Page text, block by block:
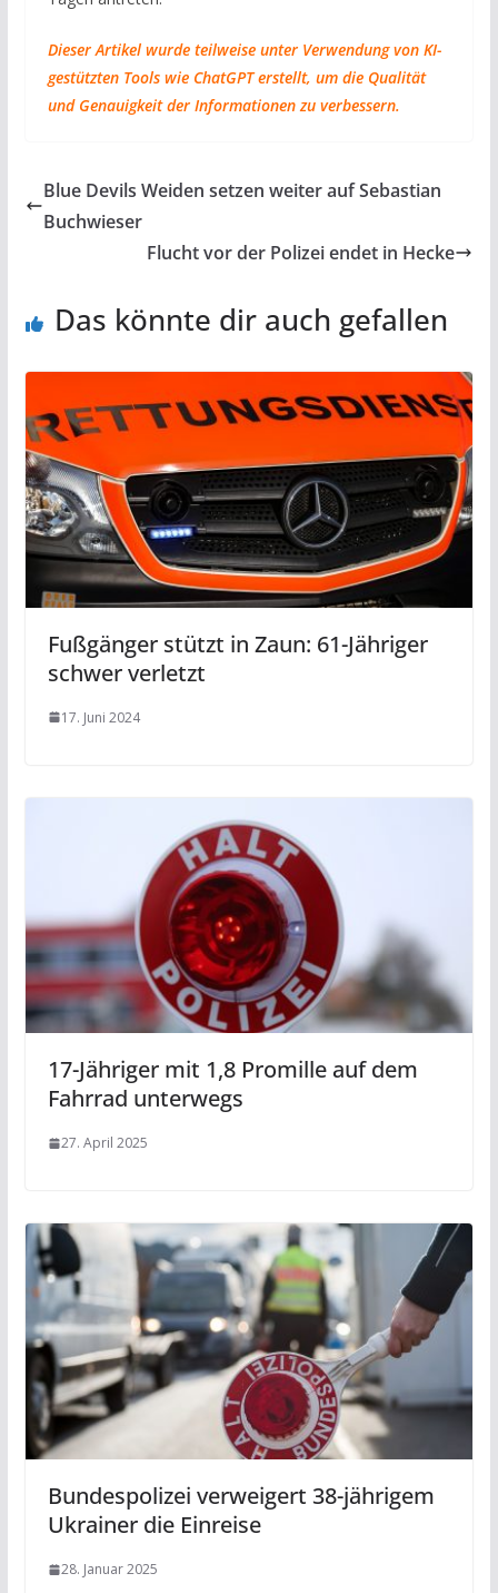
Dieser Artikel wurde teilweise unter Verwendung von KI-
gestützten Tools wie ChatGPT erstellt, um die Qualität
und Genauigkeit der Informationen zu verbessern.
Blue Devils Weiden setzen weiter auf Sebastian
Buchwieser
Flucht vor der Polizei endet in Hecke
Das könnte dir auch gefallen
Fußgänger stützt in Zaun: 61-Jähriger
schwer verletzt
17. Juni 2024
17-Jähriger mit 1,8 Promille auf dem
Fahrrad unterwegs
27. April 2025
Bundespolizei verweigert 38-jährigem
Ukrainer die Einreise
28. Januar 2025